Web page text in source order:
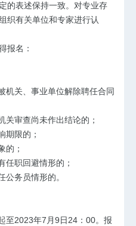
的表述保持一致。对专业存
织有关单位和专家进行认
报名：
机关、事业单位解除聘任合同
关审查尚未作出结论的；
期限的；
的；
任职回避情形的；
务员情形的。
至2023年7月9日24：00。报